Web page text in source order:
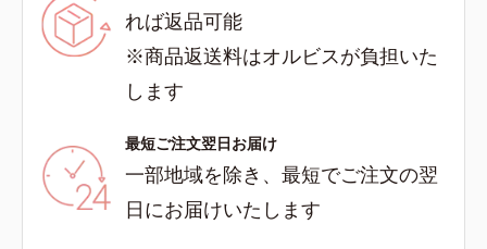
れば返品可能
※商品返送料はオルビスが負担いた
します
最短ご注文翌日お届け
一部地域を除き、最短でご注文の翌
日にお届けいたします